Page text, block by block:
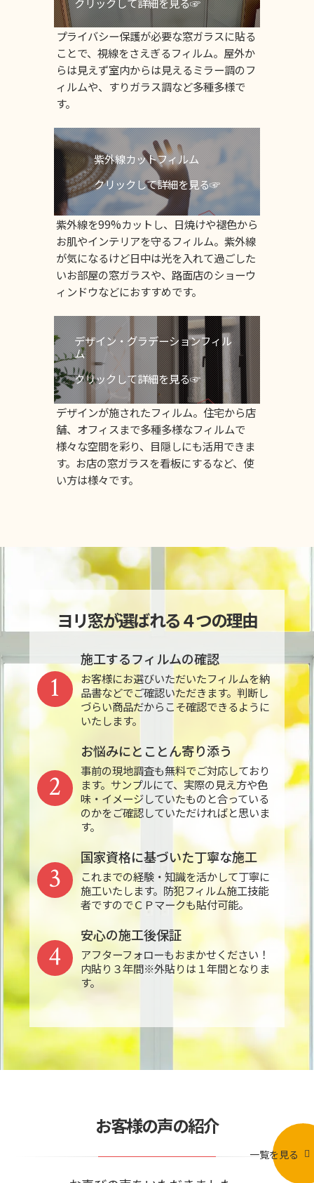
プライバシー保護が必要な窓ガラスに貼る
ことで、視線をさえぎるフィルム。屋外か
らは見えず室内からは見えるミラー調のフ
ィルムや、すりガラス調など多種多様で
す。
紫外線カットフィルム
クリックして詳細を見る☞
紫外線を99%カットし、日焼けや褪色から
お肌やインテリアを守るフィルム。紫外線
が気になるけど日中は光を入れて過ごした
いお部屋の窓ガラスや、路面店のショーウ
ィンドウなどにおすすめです。
デザイン・グラデーションフィル
ム
クリックして詳細を見る☞
デザインが施されたフィルム。住宅から店
舗、オフィスまで多種多様なフィルムで
様々な空間を彩り、目隠しにも活用できま
す。お店の窓ガラスを看板にするなど、使
い方は様々です。
ヨリ窓が選ばれる４つの理由
施工するフィルムの確認
お客様にお選びいただいたフィルムを納
品書などでご確認いただきます。判断し
づらい商品だからこそ確認できるように
いたします。
1
お悩みにとことん寄り添う
事前の現地調査も無料でご対応しており
ます。サンプルにて、実際の見え方や色
味・イメージしていたものと合っている
のかをご確認していただければと思いま
す。
2
国家資格に基づいた丁寧な施工
これまでの経験・知識を活かして丁寧に
施工いたします。防犯フィルム施工技能
者ですのでＣＰマークも貼付可能。
3
安心の施工後保証
アフターフォローもおまかせください！
内貼り３年間※外貼りは１年間となりま
す。
4
お客様の声の紹介
一覧を見る